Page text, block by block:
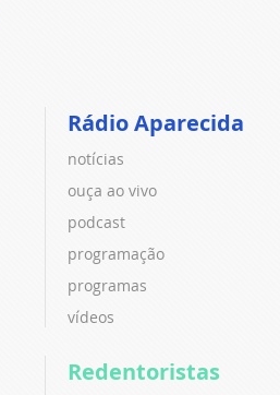
Rádio Aparecida
notícias
ouça ao vivo
podcast
programação
programas
vídeos
Redentoristas